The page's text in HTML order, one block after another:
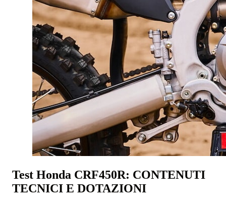
Test Honda CRF450R: CONTENUTI
TECNICI E DOTAZIONI